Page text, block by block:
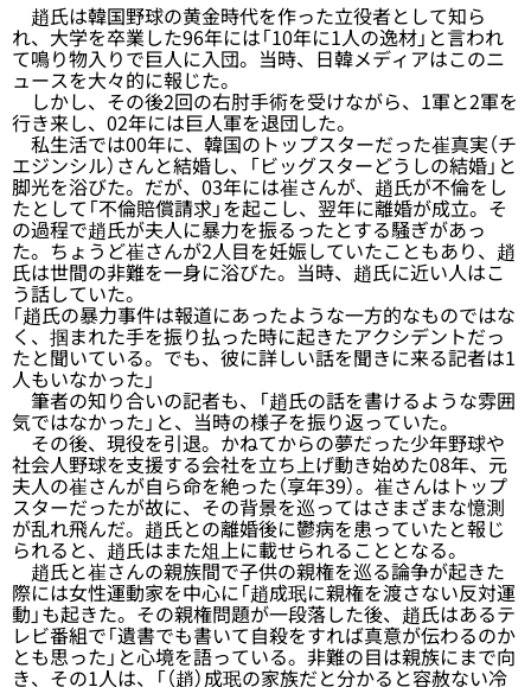
趙氏は韓国野球の黄金時代を作った立役者として知ら
れ、大学を卒業した96年には「10年に1人の逸材」と言われ
て鳴り物入りで巨人に入団。当時、日韓メディアはこのニ
ュースを大々的に報じた。
しかし、その後2回の右肘手術を受けながら、1軍と2軍を
行き来し、02年には巨人軍を退団した。
私生活では00年に、韓国のトップスターだった崔真実（チ
エジンシル）さんと結婚し、「ビッグスターどうしの結婚」と
脚光を浴びた。だが、03年には崔さんが、趙氏が不倫をし
たとして「不倫賠償請求」を起こし、翌年に離婚が成立。そ
の過程で趙氏が夫人に暴力を振るったとする騒ぎがあっ
た。ちょうど崔さんが2人目を妊娠していたこともあり、趙
氏は世間の非難を一身に浴びた。当時、趙氏に近い人はこ
う話していた。
「趙氏の暴力事件は報道にあったような一方的なものではな
く、掴まれた手を振り払った時に起きたアクシデントだっ
たと聞いている。でも、彼に詳しい話を聞きに来る記者は1
人もいなかった」
筆者の知り合いの記者も、「趙氏の話を書けるような雰囲
気ではなかった」と、当時の様子を振り返っていた。
その後、現役を引退。かねてからの夢だった少年野球や
社会人野球を支援する会社を立ち上げ動き始めた08年、元
夫人の崔さんが自ら命を絶った（享年39）。崔さんはトップ
スターだったが故に、その背景を巡ってはさまざまな憶測
が乱れ飛んだ。趙氏との離婚後に鬱病を患っていたと報じ
られると、趙氏はまた俎上に載せられることとなる。
趙氏と崔さんの親族間で子供の親権を巡る論争が起きた
際には女性運動家を中心に「趙成珉に親権を渡さない反対運
動」も起きた。その親権問題が一段落した後、趙氏はあるテ
レビ番組で「遺書でも書いて自殺をすれば真意が伝わるのか
とも思った」と心境を語っている。非難の目は親族にまで向
き、その1人は、「（趙）成珉の家族だと分かると容赦ない冷